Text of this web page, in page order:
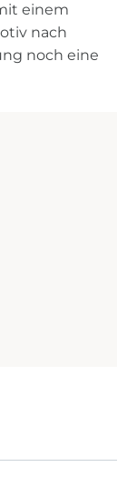
einem
nach
noch eine